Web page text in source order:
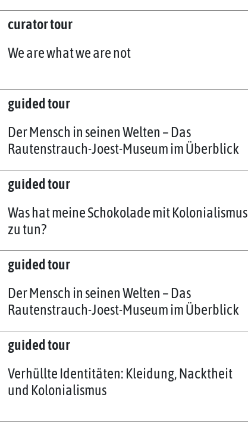
curator tour
We are what we are not
guided tour
Der Mensch in seinen Welten – Das
Rautenstrauch-Joest-Museum im Überblick
guided tour
Was hat meine Schokolade mit Kolonialismus
zu tun?
guided tour
Der Mensch in seinen Welten – Das
Rautenstrauch-Joest-Museum im Überblick
guided tour
Verhüllte Identitäten: Kleidung, Nacktheit
und Kolonialismus